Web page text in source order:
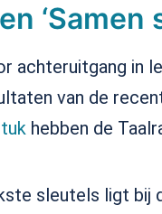
achteruitgang in
van de
hebben de
sleutels ligt bij